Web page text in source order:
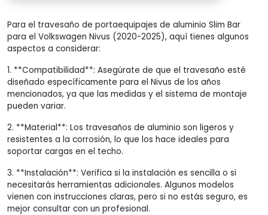
Para el travesaño de portaequipajes de aluminio Slim Bar
para el Volkswagen Nivus (2020-2025), aquí tienes algunos
aspectos a considerar:
1. **Compatibilidad**: Asegúrate de que el travesaño esté
diseñado específicamente para el Nivus de los años
mencionados, ya que las medidas y el sistema de montaje
pueden variar.
2. **Material**: Los travesaños de aluminio son ligeros y
resistentes a la corrosión, lo que los hace ideales para
soportar cargas en el techo.
3. **Instalación**: Verifica si la instalación es sencilla o si
necesitarás herramientas adicionales. Algunos modelos
vienen con instrucciones claras, pero si no estás seguro, es
mejor consultar con un profesional.